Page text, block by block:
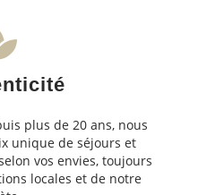
plus de 20 ans, nous
unique de séjours et
vos envies, toujours
locales et de notre